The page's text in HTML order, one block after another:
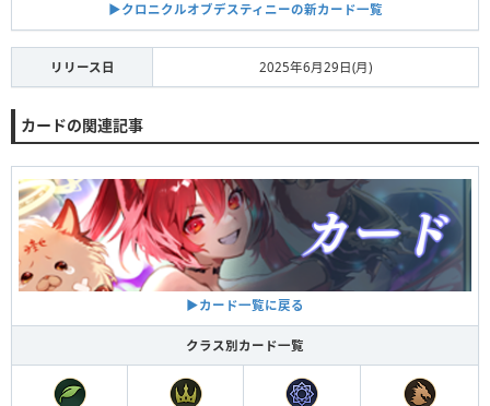
▶︎クロニクルオブデスティニーの新カード一覧
リリース日 2025年6月29日(月)
カードの関連記事
▶︎カード一覧に戻る
クラス別カード一覧